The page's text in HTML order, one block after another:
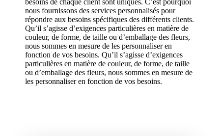
nous fournissons des services personnalisés pour
répondre aux besoins spécifiques des différents clients.
Qu’il s’agisse d’exigences particulières en matière de
couleur, de forme, de taille ou d’emballage des fleurs,
nous sommes en mesure de les personnaliser en
fonction de vos besoins. Qu’il s’agisse d’exigences
particulières en matière de couleur, de forme, de taille
ou d’emballage des fleurs, nous sommes en mesure de
les personnaliser en fonction de vos besoins.